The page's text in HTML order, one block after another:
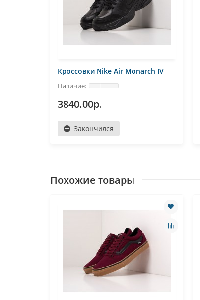
Кроссовки Nike Air Monarch IV
3840.00р.
Закончился
Похожие товары